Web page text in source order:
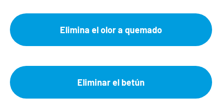
Elimina el olor a quemado
Eliminar el betún